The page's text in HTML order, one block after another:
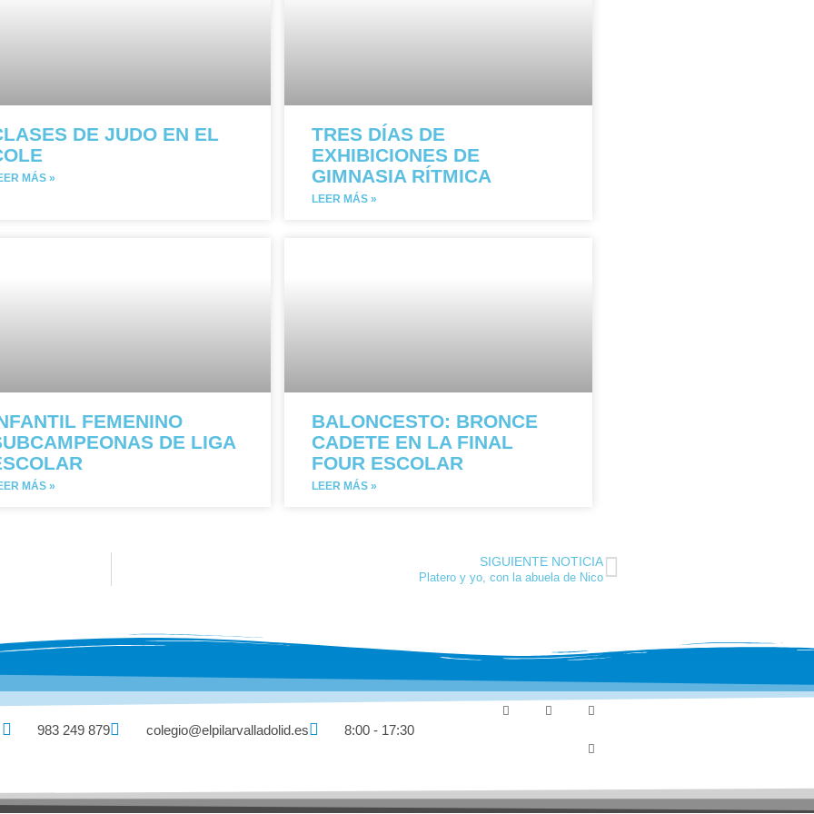
DE JUDO EN EL
MÁS »
TRES DÍAS DE
EXHIBICIONES DE
GIMNASIA RÍTMICA
LEER MÁS »
FEMENINO
DE LIGA
MÁS »
BALONCESTO: BRONCE
CADETE EN LA FINAL
FOUR ESCOLAR
LEER MÁS »
SIGUIENTE NOTICIA
Platero y yo, con la abuela de Nico
983 249 879 colegio@elpilarvalladolid.es 8:00 - 17:30